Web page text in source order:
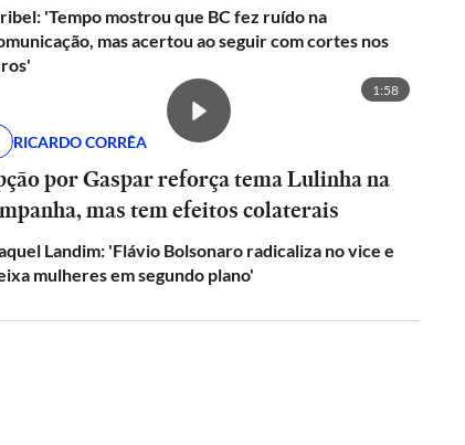
'Tempo mostrou que BC fez ruído na
mas acertou ao seguir com cortes nos
1:58
RICARDO CORRÊA
por Gaspar reforça tema Lulinha na
mas tem efeitos colaterais
Landim: 'Flávio Bolsonaro radicaliza no vice e
mulheres em segundo plano'